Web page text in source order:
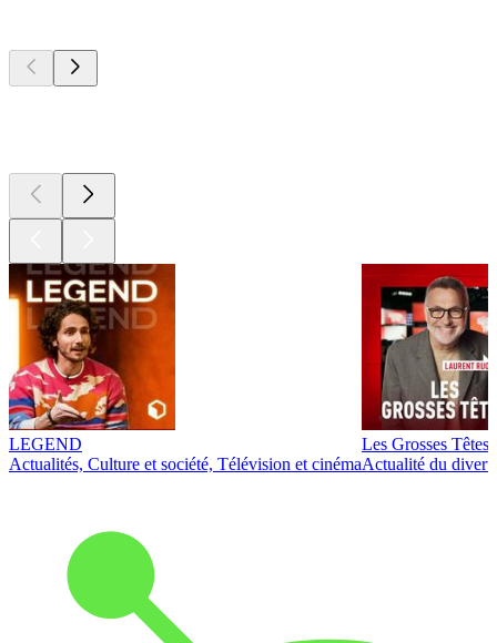
LEGEND
Actualités, Culture et société, Télévision et cinéma
Les Grosses Têtes
Actualité du